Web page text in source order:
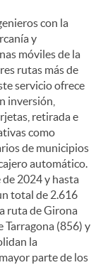
con la
y
móviles de la
rutas más de
servicio ofrece
inversión,
retirada e
como
de municipios
automático.
2024 y hasta
total de 2.616
ruta de Girona
Tarragona (856) y
la
parte de los